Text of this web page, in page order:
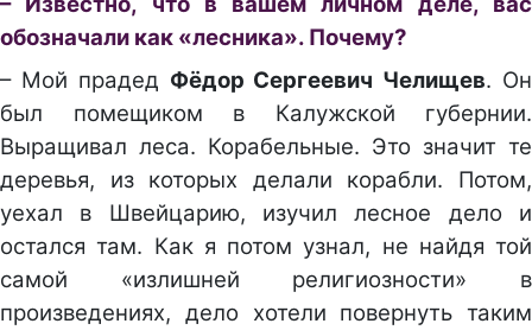
обозначали как «лесника». Почему?
– Мой прадед Фёдор Сергеевич Челищев. Он
был помещиком в Калужской губернии.
Выращивал леса. Корабельные. Это значит те
деревья, из которых делали корабли. Потом,
уехал в Швейцарию, изучил лесное дело и
остался там. Как я потом узнал, не найдя той
самой «излишней религиозности» в
произведениях, дело хотели повернуть таким